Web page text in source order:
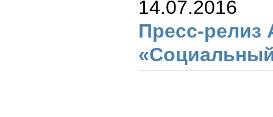
14.07.2016
Пресс-